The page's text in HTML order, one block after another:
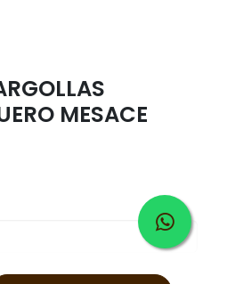
MESACE